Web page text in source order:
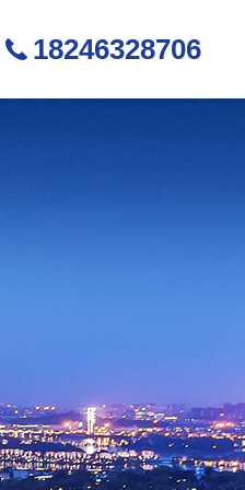
18246328706